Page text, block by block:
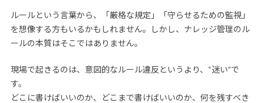
ルールという言葉から、「厳格な規定」「守らせるための監視」
を想像する方もいるかもしれません。しかし、ナレッジ管理のル
ールの本質はそこではありません。
現場で起きるのは、意図的なルール違反というより、“迷い”で
す。
どこに書けばいいのか、どこまで書けばいいのか、何を残すべき